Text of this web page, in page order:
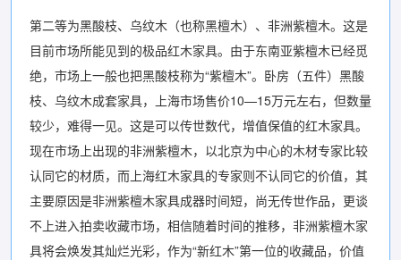
第二等为黑酸枝、乌纹木（也称黑檀木）、非洲紫檀木。这是
目前市场所能见到的极品红木家具。由于东南亚紫檀木已经觅
绝，市场上一般也把黑酸枝称为“紫檀木”。卧房（五件）黑酸
枝、乌纹木成套家具，上海市场售价10—15万元左右，但数量
较少，难得一见。这是可以传世数代，增值保值的红木家具。
现在市场上出现的非洲紫檀木，以北京为中心的木材专家比较
认同它的材质，而上海红木家具的专家则不认同它的价值，其
主要原因是非洲紫檀木家具成器时间短，尚无传世作品，更谈
不上进入拍卖收藏市场，相信随着时间的推移，非洲紫檀木家
具将会焕发其灿烂光彩，作为“新红木”第一位的收藏品，价值